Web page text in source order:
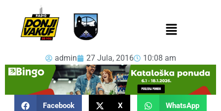
admin 27 Jula, 2016 10:08 am
Facebook X WhatsApp